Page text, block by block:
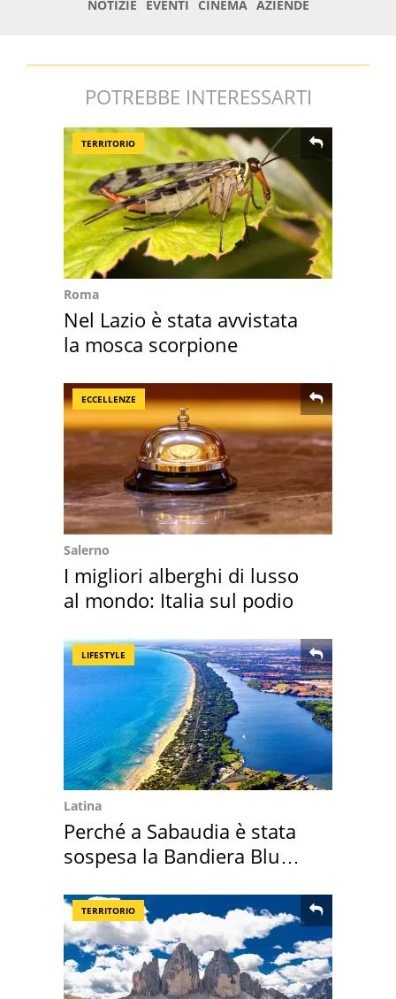
POTREBBE INTERESSARTI
TERRITORIO
Roma
Nel Lazio è stata avvistata
la mosca scorpione
ECCELLENZE
Salerno
I migliori alberghi di lusso
al mondo: Italia sul podio
LIFESTYLE
Latina
Perché a Sabaudia è stata
sospesa la Bandiera Blu
TERRITORIO